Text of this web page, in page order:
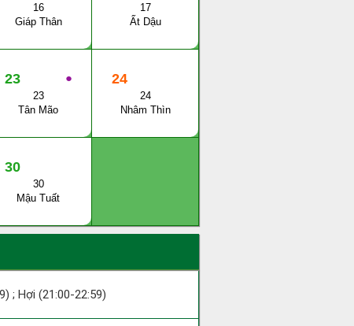
16
Giáp Thân
17
Ất Dậu
●
23
23
Tân Mão
24
24
Nhâm Thìn
30
30
Mậu Tuất
; Hợi (21:00-22:59)